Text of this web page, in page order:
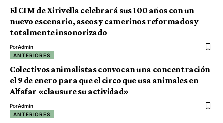
El CIM de Xirivella celebrará sus 100 años con un
nuevo escenario, aseos y camerinos reformados y
totalmente insonorizado
PorAdmin
ANTERIORES
Colectivos animalistas convocan una concentración
el 9 de enero para que el circo que usa animales en
Alfafar «clausure su actividad»
PorAdmin
ANTERIORES